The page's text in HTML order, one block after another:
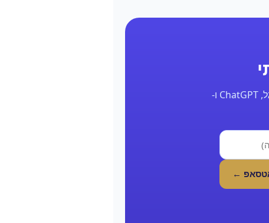
השאר את הפרטים ונחזור אליך תוך 24 שעות עם דוח אמיתי על הנוכחות שלך בגוגל, ChatGPT ו-
←